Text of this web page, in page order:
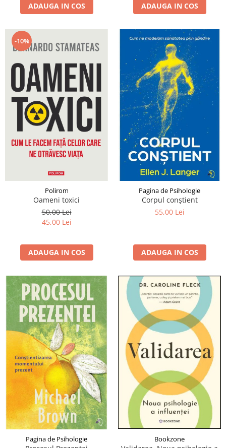
ADAUGA IN COS ADAUGA IN COS
-10%
Polirom
Oameni toxici
50,00 Lei
45,00 Lei
ADAUGA IN COS
Pagina de Psihologie
Corpul conștient
55,00 Lei
ADAUGA IN COS
Pagina de Psihologie Bookzone